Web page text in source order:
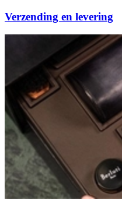
Verzending en levering